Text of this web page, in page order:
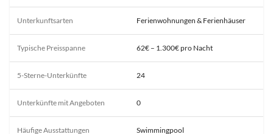
Unterkunftsarten Ferienwohnungen & Ferienhäuser
Typische Preisspanne 62€ – 1.300€ pro Nacht
5-Sterne-Unterkünfte 24
Unterkünfte mit Angeboten 0
Häufige Ausstattungen Swimmingpool